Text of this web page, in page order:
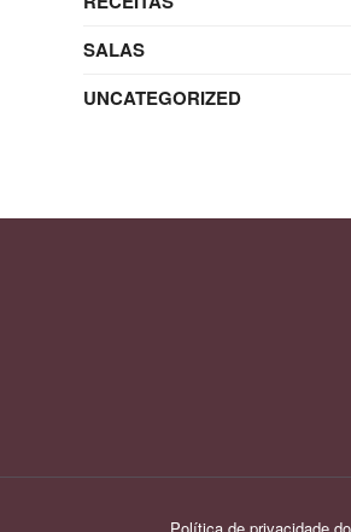
SALAS
UNCATEGORIZED